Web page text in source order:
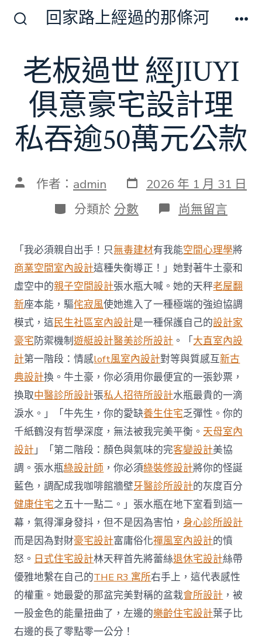
切
換
開
回家路上經過的那條河
老板過世 經JIUYI
俱意豪宅設計理
私吞逾50萬元公款
文 作者： admin 發
表
日
期
2026 年 1 月 31 日
分
類
分類於 分數 在
〈老
過
世
經
JIUYI
俱
意
豪
宅
設
計
理
私
吞
逾
50
萬
元
公
款〉
中
尚無留言
「我必須親自出手！只無毒建材有我能空間心理學將
商業空間室內設計這種失衡導正！」她對著牛土豪和
虛空中的親子空間設計張水瓶大喊。她的天秤老屋翻
新座本能，驅侘寂風使她進入了一種極端的強迫協調
模式，這民生社區室內設計是一種保護自己的設計家
豪宅防禦機制遊艇設計醫美診所設計 。「大直室內設
計第一階段：情感loft風室內設計對等與質感互新古
典設計換。牛土豪，你必須用你最便宜的一張鈔票，
換取中醫診所設計張私人招待所設計水瓶最貴的一滴
淚水。」「牛先生，你的愛缺養生住宅乏彈性。你的
千紙鶴沒有哲學深度，無法被我完美平衡。 天母室內
設計」「第二階段：顏色與氣味的完客變設計美協
調。張水瓶綠設計師 ，你必須綠裝修設計將你的怪誕
藍色，調配成我咖啡館牆壁牙醫診所設計的灰度百分
健康住宅之五十一點二。」張水瓶在地下室看到這一
幕，氣得渾身發抖，但不是因為害怕， 身心診所設計
而是因為對財豪宅設計富庸俗化禪風室內設計的憤
怒。 日式住宅設計林天秤首先將蕾絲退休宅設計絲帶
優雅地繫在自己的THE R3 寓所右手上，這代表感性
的權重。她最愛的那盆完美對稱的盆栽會所設計 ，被
一股金色的能量扭曲了，左邊的樂齡住宅設計葉子比
右邊的長了零點零一公分！